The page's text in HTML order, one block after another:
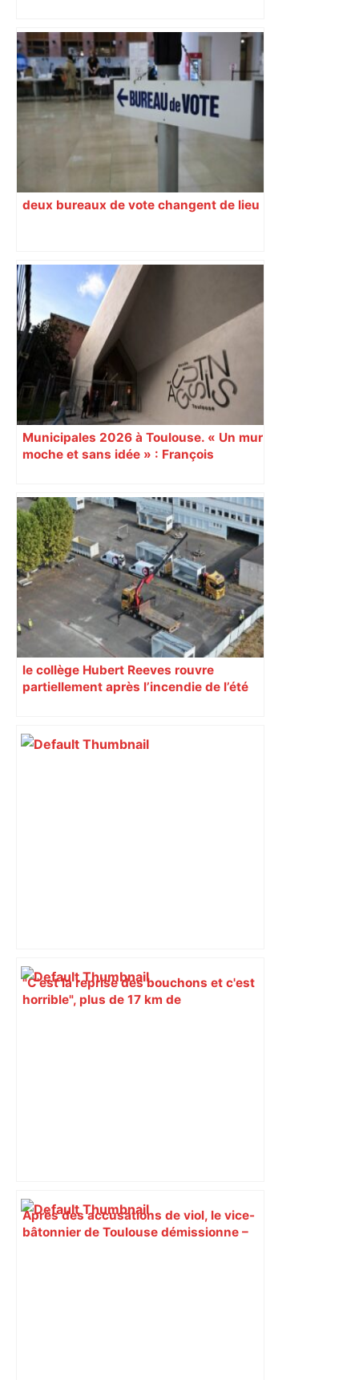
deux bureaux de vote changent de lieu
Municipales 2026 à Toulouse. « Un mur
moche et sans idée » : François
Augustins
le collège Hubert Reeves rouvre
partiellement après l’incendie de l’été
"C'est la reprise des bouchons et c'est
horrible", plus de 17 km de
Après des accusations de viol, le vice-
bâtonnier de Toulouse démissionne –